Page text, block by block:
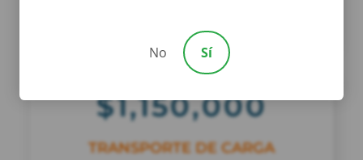
$1,150,000
TRANSPORTE DE CARGA
No Sí